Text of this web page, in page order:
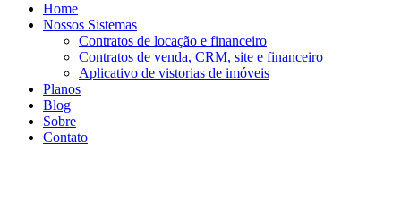
Home
Nossos Sistemas
Contratos de locação e financeiro
Contratos de venda, CRM, site e financeiro
Aplicativo de vistorias de imóveis
Planos
Blog
Sobre
Contato